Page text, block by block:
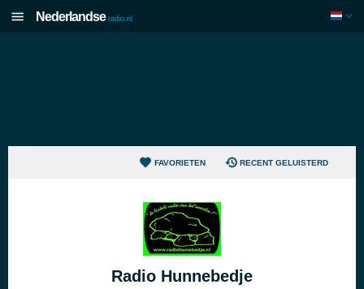
Nederlandse radio.nl
FAVORIETEN RECENT GELUISTERD
Radio Hunnebedje